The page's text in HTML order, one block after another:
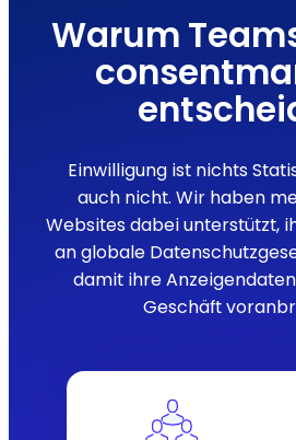
Warum
Einwilligung ist nichts
auch nicht. Wir haben
Websites dabei unterstützt,
an globale
damit ihre
Geschäft